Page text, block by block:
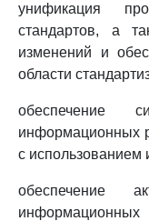
унификация
стандартов, а
изменений и
области
обеспечение
информационных
с использованием
обеспечение